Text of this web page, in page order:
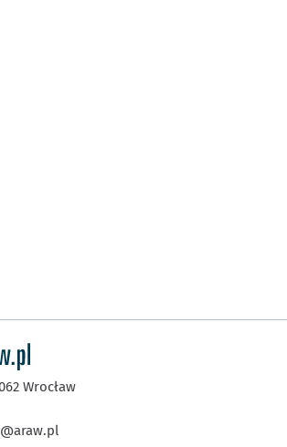
Wrocław